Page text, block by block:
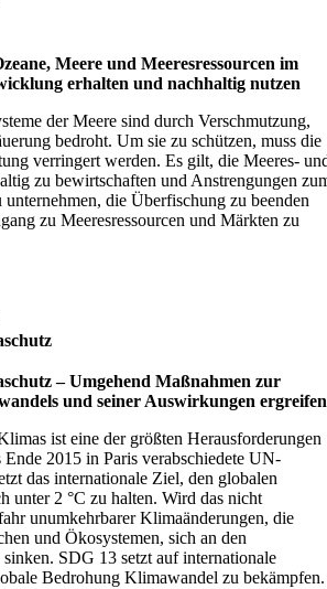
Meere und Mee­res­res­sour­cen im
erhal­ten und nach­hal­tig nut­zen
der Meere sind durch Verschmutzung,
bedroht. Um sie zu schützen, muss die
verringert werden. Es gilt, die Meeres-
zu bewirtschaften und Anstrengungen
unternehmen, die Überfischung zu beenden
zu Meeresressourcen und Märkten zu
– Umge­hend Maß­nah­men zur
und sei­ner Aus­wir­kun­gen ergrei­fen
ist eine der größten Herausforderungen
Ende 2015 in Paris verabschiedete UN-
das internationale Ziel, den globalen
unter 2 °C zu halten. Wird das nicht
unumkehrbarer Klimaänderungen, die
und Ökosystemen, sich an den
SDG 13 setzt auf internationale
Bedrohung Klimawandel zu bekämpfen.